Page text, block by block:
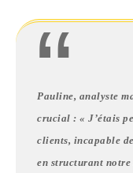
Pauline, analyste
crucial : « J’étais
clients, incapable
en structurant notre